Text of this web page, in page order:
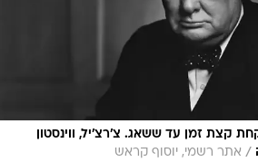
קצת זמן עד ששאג. צ'רצ'יל, ווינסטון
/ אתר רשמי, יוסוף קראש